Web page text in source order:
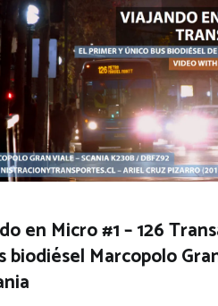
en Micro #1 – 126
biodiésel Marcopolo